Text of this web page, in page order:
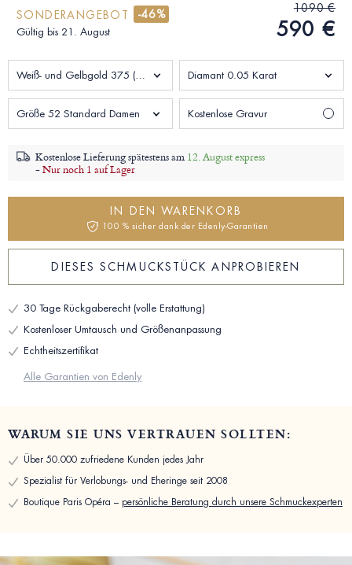
SONDERANGEBOT -46%
Gültig bis 21. August
1090 €
590 €
Weiß- und Gelbgold 375 (9K) Diamant 0.05 Karat
Größe 52 Standard Damen Kostenlose Gravur
Kostenlose Lieferung spätestens am 12. August express
-Nur noch 1 auf Lager
IN DEN WARENKORB
100 % sicher dank der Edenly-Garantien
DIESES SCHMUCKSTÜCK ANPROBIEREN
30 Tage Rückgaberecht (volle Erstattung)
Kostenloser Umtausch und Größenanpassung
Echtheitszertifikat
Alle Garantien von Edenly
WARUM SIE UNS VERTRAUEN SOLLTEN:
Über 50.000 zufriedene Kunden jedes Jahr
Spezialist für Verlobungs- und Eheringe seit 2008
Boutique Paris Opéra – persönliche Beratung durch unsere Schmuckexperten